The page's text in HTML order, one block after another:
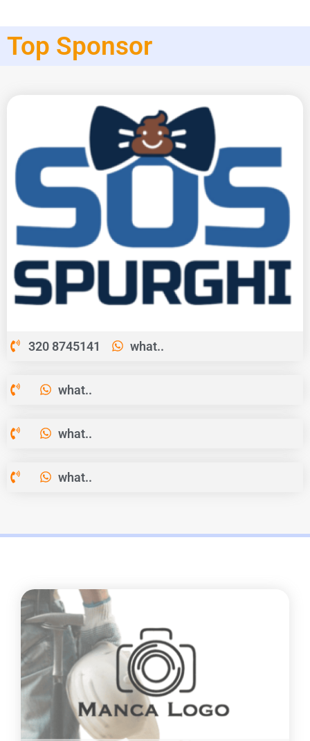
Top Sponsor
320 8745141 what..
what..
what..
what..